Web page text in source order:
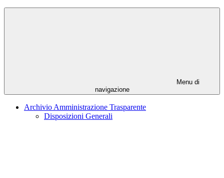
Menu di
navigazione
Archivio Amministrazione Trasparente
Disposizioni Generali